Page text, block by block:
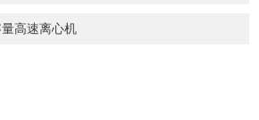
高速离心机